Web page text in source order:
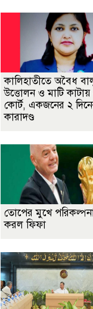
কালিহাতীতে অবৈধ
উত্তোলন ও মাটি
কোর্ট, একজনের ২
কারাদণ্ড
তোপের মুখে
করল ফিফা